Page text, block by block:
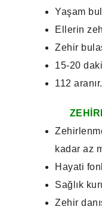
Yaşam
Ellerin
Zehir
15-20
112 aranır.
kadar az
Hayati
Sağlık
Zehir